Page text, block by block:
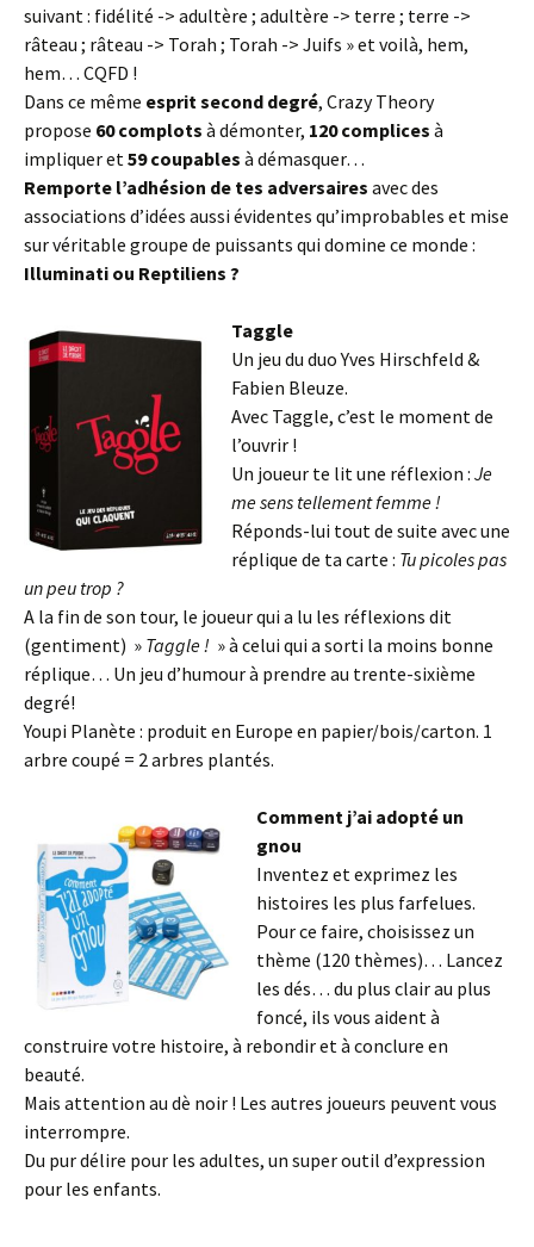
suivant : fidélité -> adultère ; adultère -> terre ; terre ->
râteau ; râteau -> Torah ; Torah -> Juifs » et voilà, hem,
hem… CQFD !
Dans ce même esprit second degré, Crazy Theory
propose 60 complots à démonter, 120 complices à
impliquer et 59 coupables à démasquer…
Remporte l’adhésion de tes adversaires avec des
associations d’idées aussi évidentes qu’improbables et mise
sur véritable groupe de puissants qui domine ce monde :
Illuminati ou Reptiliens ?
Taggle
Un jeu du duo Yves Hirschfeld &
Fabien Bleuze.
Avec Taggle, c’est le moment de
l’ouvrir !
Un joueur te lit une réflexion : Je
me sens tellement femme !
Réponds-lui tout de suite avec une
réplique de ta carte : Tu picoles pas
un peu trop ?
A la fin de son tour, le joueur qui a lu les réflexions dit
(gentiment) » Taggle ! » à celui qui a sorti la moins bonne
réplique… Un jeu d’humour à prendre au trente-sixième
degré!
Youpi Planète : produit en Europe en papier/bois/carton. 1
arbre coupé = 2 arbres plantés.
Comment j’ai adopté un
gnou
Inventez et exprimez les
histoires les plus farfelues.
Pour ce faire, choisissez un
thème (120 thèmes)… Lancez
les dés… du plus clair au plus
foncé, ils vous aident à
construire votre histoire, à rebondir et à conclure en
beauté.
Mais attention au dè noir ! Les autres joueurs peuvent vous
interrompre.
Du pur délire pour les adultes, un super outil d’expression
pour les enfants.